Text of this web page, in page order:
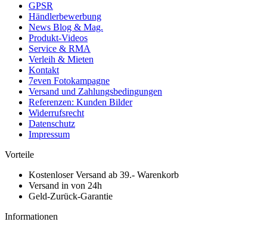
GPSR
Händlerbewerbung
News Blog & Mag.
Produkt-Videos
Service & RMA
Verleih & Mieten
Kontakt
7even Fotokampagne
Versand und Zahlungsbedingungen
Referenzen: Kunden Bilder
Widerrufsrecht
Datenschutz
Impressum
Vorteile
Kostenloser Versand ab 39.- Warenkorb
Versand in von 24h
Geld-Zurück-Garantie
Informationen